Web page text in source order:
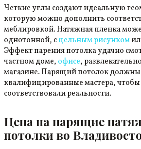
Четкие углы создают идеальную
которую можно дополнить
меблировкой. Натяжная пленка
однотонной, сцельным рисунком
Эффект парения потолка удачно
частном доме, офисе,
магазине. Парящий потолок
квалифицированные мастера,
соответствовали реальности.
Цена на парящие
потолки во